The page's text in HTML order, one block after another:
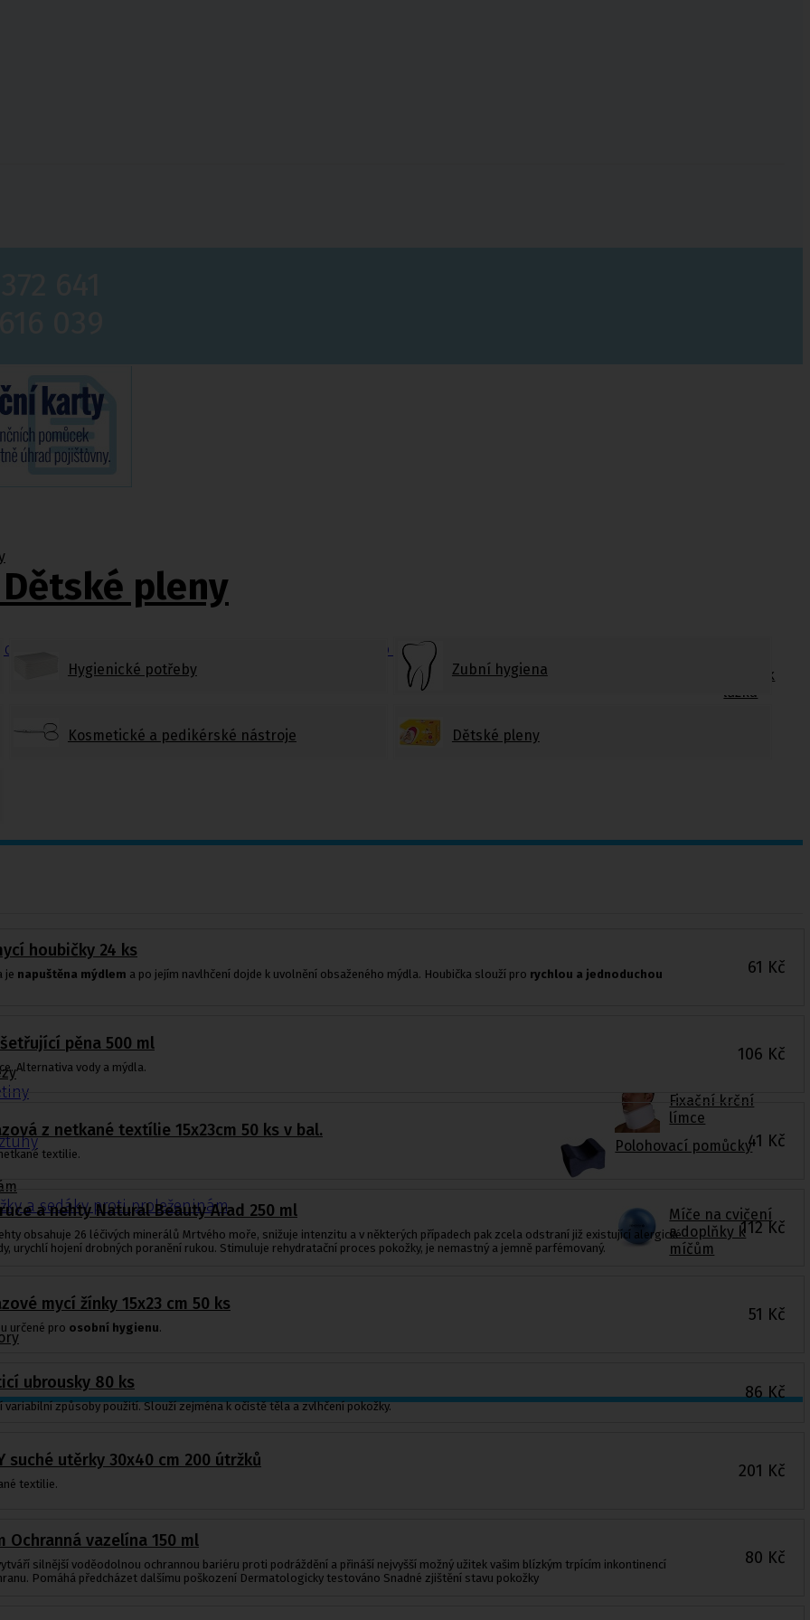
sprchy Nástavce na wc pro invalidy
stolky k
lůžku
Fixační krční
límce
Polohovací pomůcky
a sedáky proti proleženinám
Míče na cvičení
a doplňky k
míčům
pleny
Hygienické potřeby Zubní hygiena
Kosmetické a pedikérské nástroje Dětské pleny
houbičky 24 ks
je napuštěna mýdlem a po jejím navlhčení dojde k uvolnění obsaženého mýdla. Houbička slouží pro rychlou a jednoduchou
61 Kč
pěna 500 ml
Alternativa vody a mýdla.
106 Kč
z netkané textílie 15x23cm 50 ks v bal.
textilie.
41 Kč
a nehty Natural Beauty Arad 250 ml
obsahuje 26 léčivých minerálů Mrtvého moře, snižuje intenzitu a v některých případech pak zcela odstraní již existující alergické
urychlí hojení drobných poranění rukou. Stimuluje rehydratační proces pokožky, je nemastný a jemně parfémovaný.
112Kč
mycí žínky 15x23 cm 50 ks
určené pro osobní hygienu.
51 Kč
ubrousky 80 ks
variabilní způsoby použití. Slouží zejména k očistě těla a zvlhčení pokožky.
86Kč
suché utěrky 30x40 cm 200 útržků
textilie.
201 Kč
Ochranná vazelína 150 ml
silnější voděodolnou ochrannou bariéru proti podráždění a přináší nejvyšší možný užitek vašim blízkým trpícím inkontinencí
Pomáhá předcházet dalšímu poškození Dermatologicky testováno Snadné zjištění stavu pokožky
80 Kč